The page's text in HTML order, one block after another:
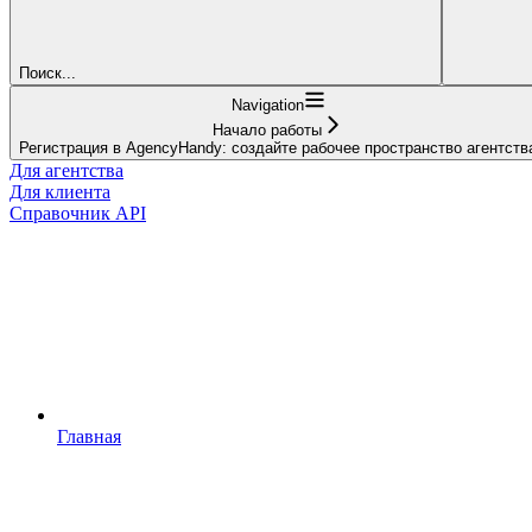
Поиск...
Navigation
Начало работы
Регистрация в AgencyHandy: создайте рабочее пространство
Для агентства
Для клиента
Справочник API
Главная